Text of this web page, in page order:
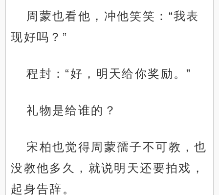
周蒙也看他，冲他笑笑：“我表
现好吗？”
程封：“好，明天给你奖励。”
礼物是给谁的？
宋柏也觉得周蒙孺子不可教，也
没教他多久，就说明天还要拍戏，
起身告辞。